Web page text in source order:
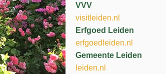
VVV
visitleiden.nl
Erfgoed Leiden
erfgoedleiden.nl
Gemeente Leiden
leiden.nl